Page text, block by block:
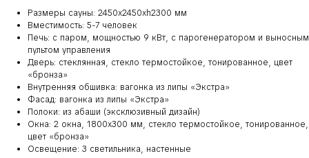
Размеры сауны: 2450х2450хh2300 мм
Вместимость: 5-7 человек
Печь: с паром, мощностью 9 кВт, с парогенератором и выносным
пультом управления
Дверь: стеклянная, стекло термостойкое, тонированное, цвет
«бронза»
Внутренняя обшивка: вагонка из липы «Экстра»
Фасад: вагонка из липы «Экстра»
Полоки: из абаши (эксклюзивный дизайн)
Окна: 2 окна, 1800х300 мм, стекло термостойкое, тонированное,
цвет «бронза»
Освещение: 3 светильника, настенные